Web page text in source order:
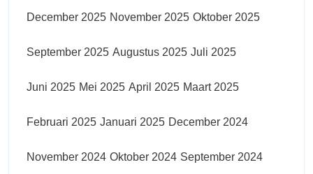
December 2025 November 2025 Oktober 2025
September 2025 Augustus 2025 Juli 2025
Juni 2025 Mei 2025 April 2025 Maart 2025
Februari 2025 Januari 2025 December 2024
November 2024 Oktober 2024 September 2024